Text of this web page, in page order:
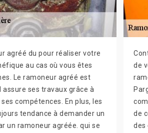
agréé du pour réaliser votre
au cas où vous êtes
Le ramoneur agréé est
assure ses travaux grâce à
compétences. En plus, les
tendance à demander un
un ramoneur agréée. qui se
de
de
des